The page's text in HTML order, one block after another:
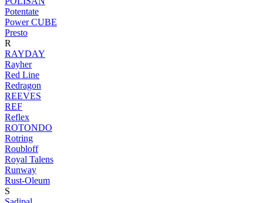
Potentate
Power CUBE
Presto
R
RAYDAY
Rayher
Red Line
Redragon
REEVES
REF
Reflex
ROTONDO
Rotring
Roubloff
Royal Talens
Runway
Rust-Oleum
S